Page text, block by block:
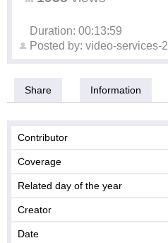
Duration: 00:13:59
Posted by: video-services-2
Share Information
Contributor
Coverage
Related day of the year
Creator
Date